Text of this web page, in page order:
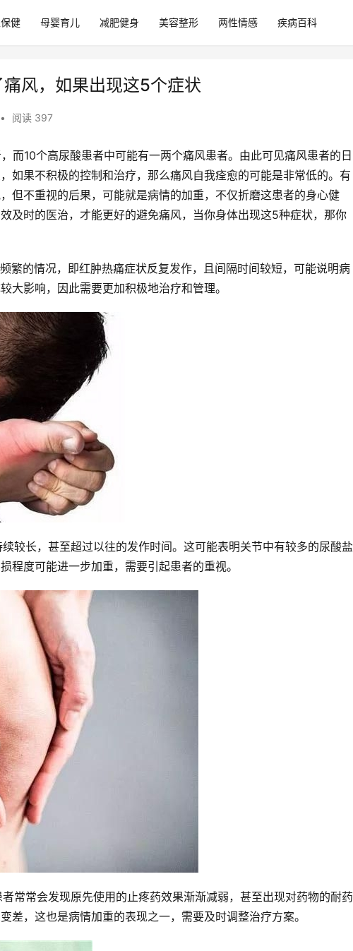
健 母婴育儿 减肥健身 美容整形 两性情感 疾病百科
风，如果出现这5个症状
• 阅读 397
而10个高尿酸患者中可能有一两个痛风患者。由此可见痛风患者的日
如果不积极的控制和治疗，那么痛风自我痊愈的可能是非常低的。有
但不重视的后果，可能就是病情的加重，不仅折磨这患者的身心健
及时的医治，才能更好的避免痛风，当你身体出现这5种症状，那你
繁的情况，即红肿热痛症状反复发作，且间隔时间较短，可能说明病
大影响，因此需要更加积极地治疗和管理。
较长，甚至超过以往的发作时间。这可能表明关节中有较多的尿酸盐
程度可能进一步加重，需要引起患者的重视。
常常会发现原先使用的止疼药效果渐渐减弱，甚至出现对药物的耐药
差，这也是病情加重的表现之一，需要及时调整治疗方案。